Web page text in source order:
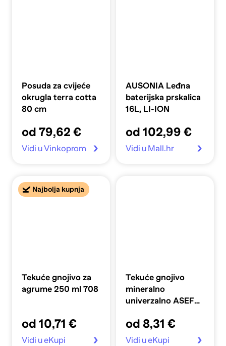
Posuda za cvijeće
okrugla terra cotta
80 cm
od 79,62 €
Vidi u Vinkoprom
AUSONIA Leđna
baterijska prskalica
16L, LI-ION
od 102,99 €
Vidi u Mall.hr
Najbolja kupnja
Tekuće gnojivo za
agrume 250 ml 708
od 10,71 €
Vidi u eKupi
Tekuće gnojivo
mineralno
univerzalno ASEF
od 8,31 €
Vidi u eKupi